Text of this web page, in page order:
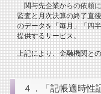
関与先企業からの依頼に
監査と月次決算の終了直
のデータを「毎月」「四
提供するサービス。
上記により、金融機関との
４．「記帳適時性